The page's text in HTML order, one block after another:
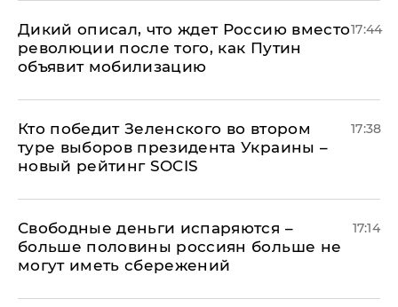
Дикий описал, что ждет Россию вместо
революции после того, как Путин
объявит мобилизацию
17:44
Кто победит Зеленского во втором
туре выборов президента Украины –
новый рейтинг SOCIS
17:38
Свободные деньги испаряются –
больше половины россиян больше не
могут иметь сбережений
17:14